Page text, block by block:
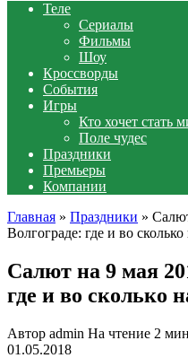
Теле
Сериалы
Фильмы
Шоу
Кроссворды
События
Игры
Кто хочет стать
Поле чудес
Праздники
Премьеры
Компании
Главная » Праздники »
Волгограде: где и во сколько
Салют на 9 мая
где и во сколько
Автор admin На чтение 2 мин
01.05.2018